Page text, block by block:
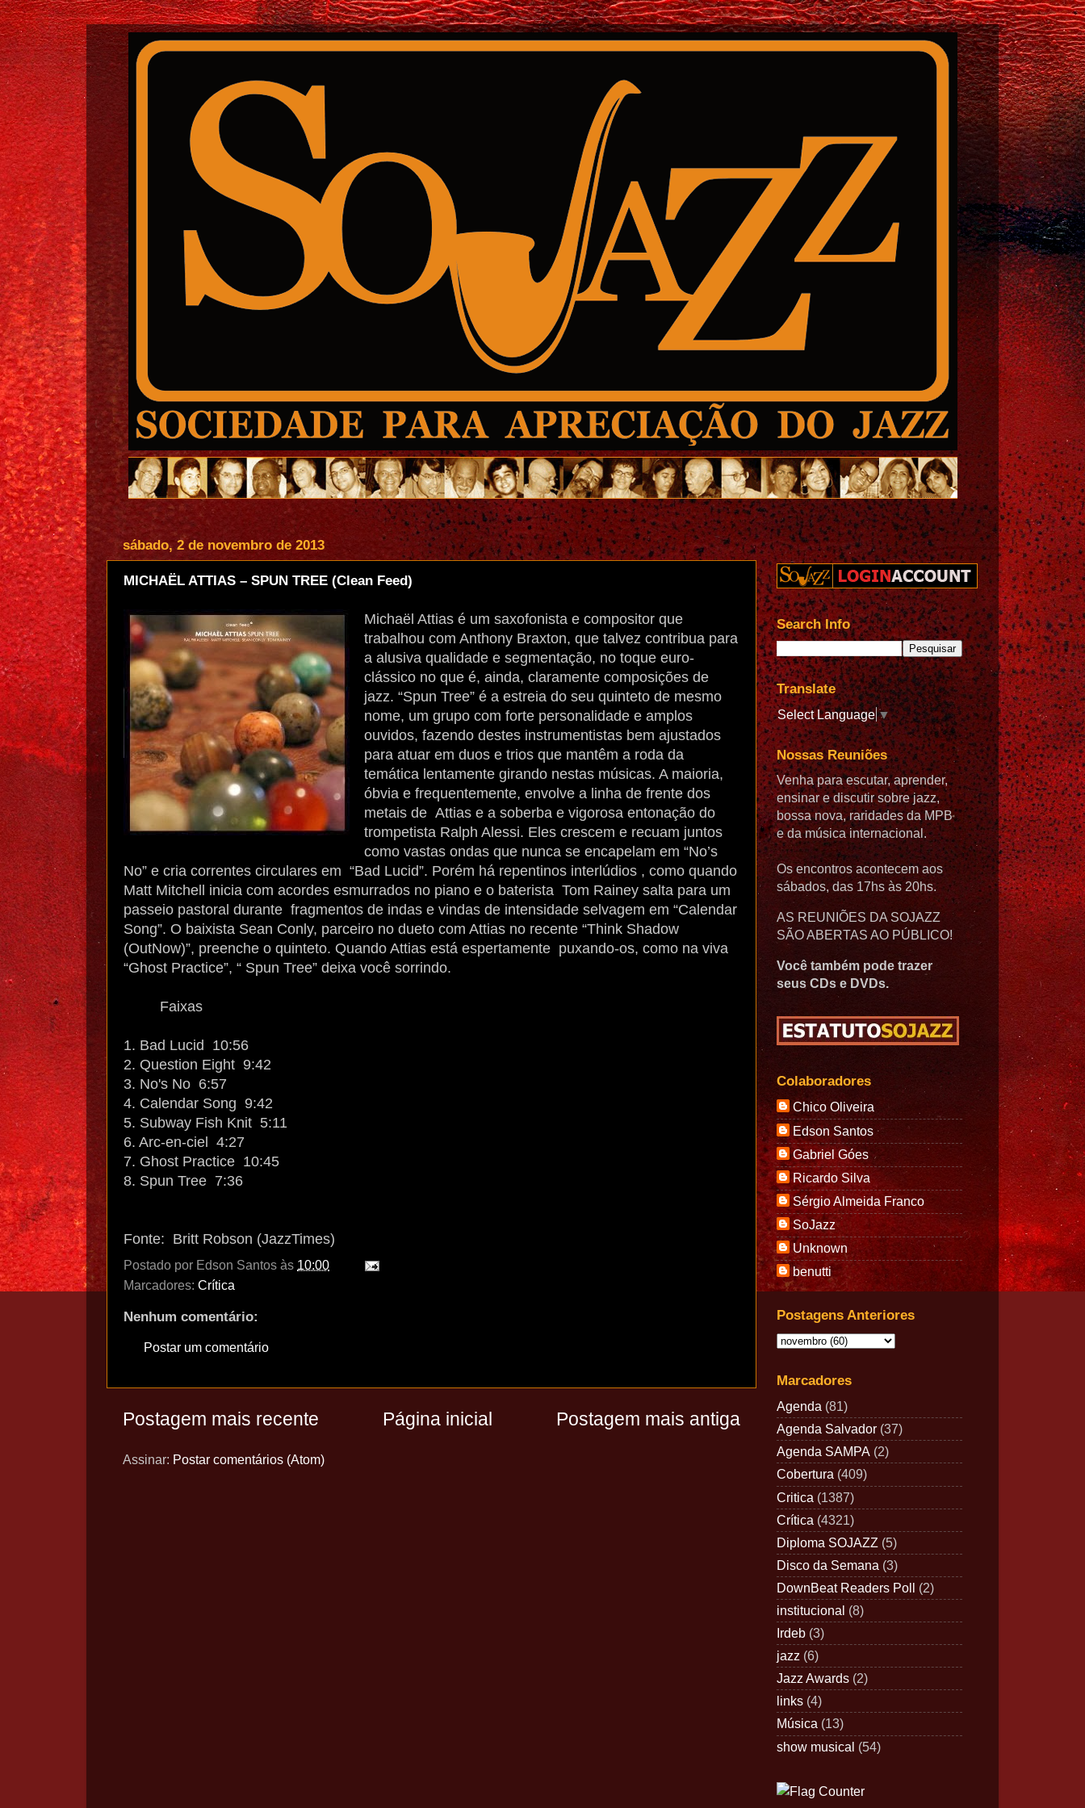
sábado, 2 de novembro de 2013
MICHAËL ATTIAS – SPUN TREE (Clean Feed)
Michaël Attias é um saxofonista e compositor que
trabalhou com Anthony Braxton, que talvez contribua para
a alusiva qualidade e segmentação, no toque euro-
clássico no que é, ainda, claramente composições de
jazz. “Spun Tree” é a estreia do seu quinteto de mesmo
nome, um grupo com forte personalidade e amplos
ouvidos, fazendo destes instrumentistas bem ajustados
para atuar em duos e trios que mantêm a roda da
temática lentamente girando nestas músicas. A maioria,
óbvia e frequentemente, envolve a linha de frente dos
metais de Attias e a soberba e vigorosa entonação do
trompetista Ralph Alessi. Eles crescem e recuam juntos
como vastas ondas que nunca se encapelam em “No’s
No” e cria correntes circulares em “Bad Lucid”. Porém há repentinos interlúdios , como quando
Matt Mitchell inicia com acordes esmurrados no piano e o baterista Tom Rainey salta para um
passeio pastoral durante fragmentos de indas e vindas de intensidade selvagem em “Calendar
Song”. O baixista Sean Conly, parceiro no dueto com Attias no recente “Think Shadow
(OutNow)”, preenche o quinteto. Quando Attias está espertamente puxando-os, como na viva
“Ghost Practice”, “ Spun Tree” deixa você sorrindo.
Faixas
1. Bad Lucid 10:56
2. Question Eight 9:42
3. No's No 6:57
4. Calendar Song 9:42
5. Subway Fish Knit 5:11
6. Arc-en-ciel 4:27
7. Ghost Practice 10:45
8. Spun Tree 7:36
Fonte: Britt Robson (JazzTimes)
Postado por Edson Santos às 10:00
Marcadores: Crítica
Nenhum comentário:
Postar um comentário
Postagem mais recente Postagem mais antiga
Página inicial
Assinar: Postar comentários (Atom)
Search Info
Translate
Select Language▼
Nossas Reuniões
Venha para escutar, aprender,
ensinar e discutir sobre jazz,
bossa nova, raridades da MPB
e da música internacional.
Os encontros acontecem aos
sábados, das 17hs às 20hs.
AS REUNIÕES DA SOJAZZ
SÃO ABERTAS AO PÚBLICO!
Você também pode trazer
seus CDs e DVDs.
Colaboradores
Chico Oliveira
Edson Santos
Gabriel Góes
Ricardo Silva
Sérgio Almeida Franco
SoJazz
Unknown
benutti
Postagens Anteriores
Marcadores
Agenda (81)
Agenda Salvador (37)
Agenda SAMPA (2)
Cobertura (409)
Critica (1387)
Crítica (4321)
Diploma SOJAZZ (5)
Disco da Semana (3)
DownBeat Readers Poll (2)
institucional (8)
Irdeb (3)
jazz (6)
Jazz Awards (2)
links (4)
Música (13)
show musical (54)